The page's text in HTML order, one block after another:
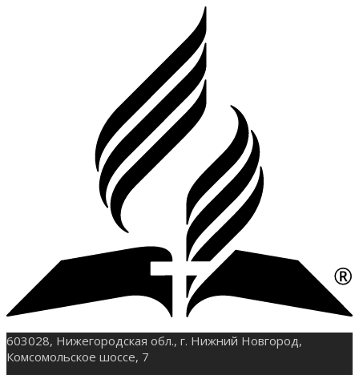
603028, Нижегородская обл., г. Нижний Новгород,
Комсомольское шоссе, 7